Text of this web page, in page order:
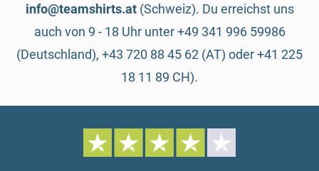
info@teamshirts.at (Schweiz). Du erreichst uns
auch von 9 - 18 Uhr unter +49 341 996 59986
(Deutschland), +43 720 88 45 62 (AT) oder +41 225
18 11 89 CH).